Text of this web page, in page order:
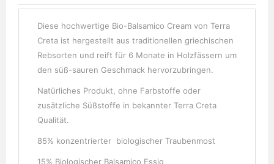
Diese hochwertige Bio-Balsamico Cream von Terra
Creta ist hergestellt aus traditionellen griechischen
Rebsorten und reift für 6 Monate in Holzfässern um
den süß-sauren Geschmack hervorzubringen.
Natürliches Produkt, ohne Farbstoffe oder
zusätzliche Süßstoffe in bekannter Terra Creta
Qualität.
85% konzentrierter biologischer Traubenmost
15% Biologischer Balsamico Essig